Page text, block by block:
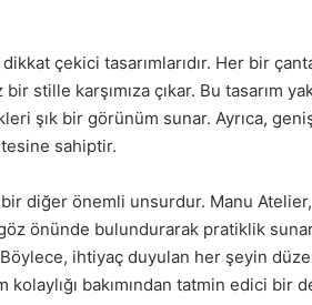
çekici tasarımlarıdır. Her bir
stille karşımıza çıkar. Bu tasarım
şık bir görünüm sunar. Ayrıca,
sahiptir.
diğer önemli unsurdur. Manu Atelier,
önünde bulundurarak pratiklik
ihtiyaç duyulan her şeyin
kolaylığı bakımından tatmin edici bir